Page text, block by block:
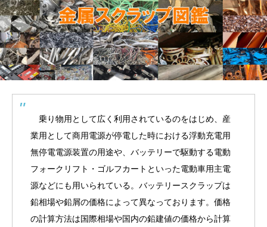
乗り物用として広く利用されているのをはじめ、産
業用として商用電源が停電した時における浮動充電用
無停電電源装置の用途や、バッテリーで駆動する電動
フォークリフト・ゴルフカートといった電動車用主電
源などにも用いられている。バッテリースクラップは
鉛相場や鉛屑の価格によって異なっております。価格
の計算方法は国際相場や国内の鉛建値の価格から計算